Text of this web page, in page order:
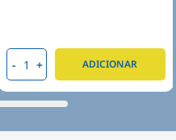
- + ADICIONAR